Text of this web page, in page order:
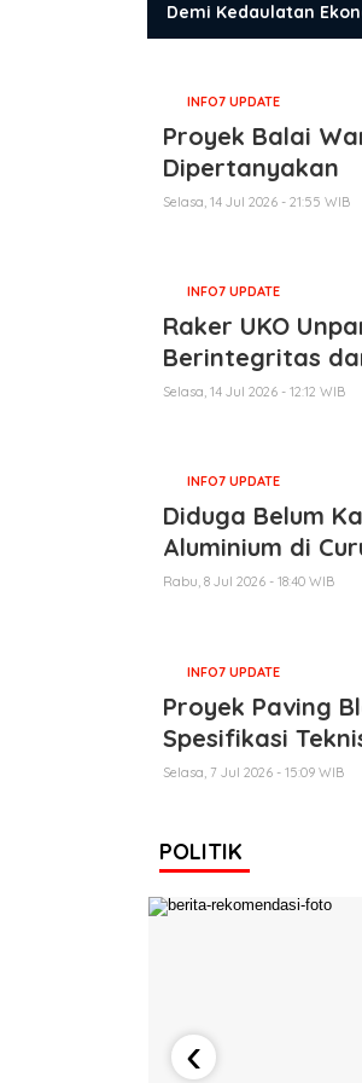
Demi Kedaulatan
INFO7 UPDATE
Proyek Balai
Dipertanyakan
Selasa, 14 Jul 2026 - 21:55 WIB
INFO7 UPDATE
Raker UKO
Berintegritas
Selasa, 14 Jul 2026 - 12:12 WIB
INFO7 UPDATE
Diduga Belum
Aluminium di
Rabu, 8 Jul 2026 - 18:40 WIB
INFO7 UPDATE
Proyek Paving
Spesifikasi
Selasa, 7 Jul 2026 - 15:09 WIB
POLITIK
‹